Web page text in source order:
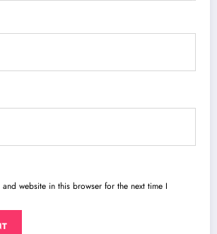
and website in this browser for the next time I